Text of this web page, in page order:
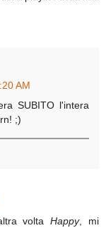
AM
SUBITO l'intera
;)
voltaHappy, mi